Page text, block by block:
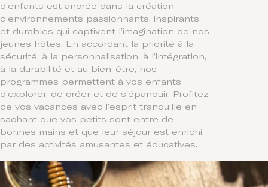
d’enfants est ancrée dans la création
d’environnements passionnants, inspirants
et durables qui captivent l’imagination de nos
jeunes hôtes. En accordant la priorité à la
sécurité, à la personnalisation, à l’intégration,
à la durabilité et au bien-être, nos
programmes permettent à vos enfants
d’explorer, de créer et de s’épanouir. Profitez
de vos vacances avec l’esprit tranquille en
sachant que vos petits sont entre de
bonnes mains et que leur séjour est enrichi
par des activités amusantes et éducatives.